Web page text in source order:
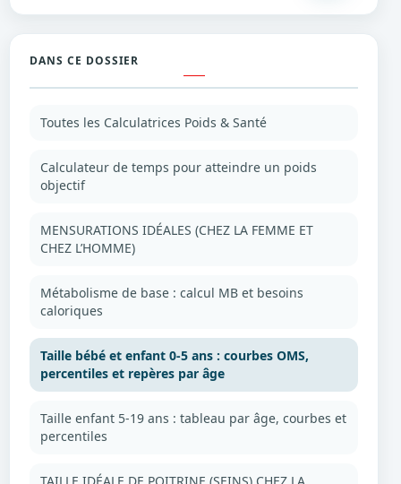
DANS CE DOSSIER
Toutes les Calculatrices Poids & Santé
Calculateur de temps pour atteindre un poids
objectif
MENSURATIONS IDÉALES (CHEZ LA FEMME ET
CHEZ L’HOMME)
Métabolisme de base : calcul MB et besoins
caloriques
Taille bébé et enfant 0-5 ans : courbes OMS,
percentiles et repères par âge
Taille enfant 5-19 ans : tableau par âge, courbes et
percentiles